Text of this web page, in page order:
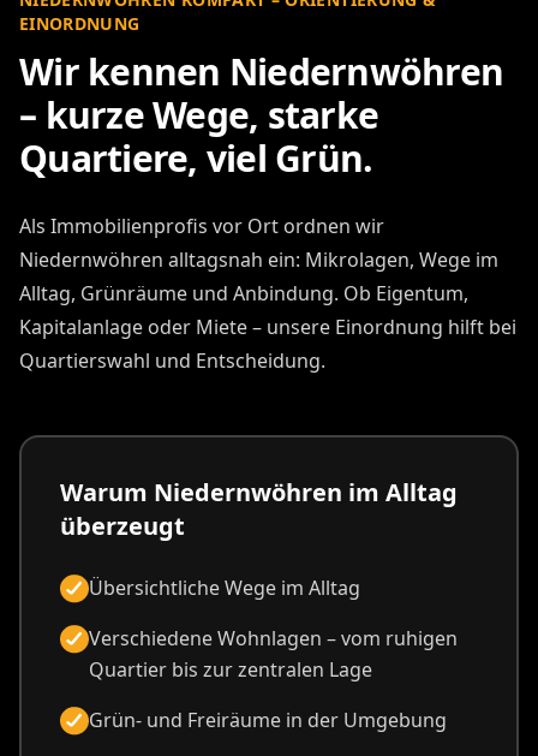
EINORDNUNG
Wir kennen Niedernwöhren
– kurze Wege, starke
Quartiere, viel Grün.
Als Immobilienprofis vor Ort ordnen wir
Niedernwöhren alltagsnah ein: Mikrolagen, Wege im
Alltag, Grünräume und Anbindung. Ob Eigentum,
Kapitalanlage oder Miete – unsere Einordnung hilft bei
Quartierswahl und Entscheidung.
Warum Niedernwöhren im Alltag
überzeugt
Übersichtliche Wege im Alltag
Verschiedene Wohnlagen – vom ruhigen
Quartier bis zur zentralen Lage
Grün- und Freiräume in der Umgebung